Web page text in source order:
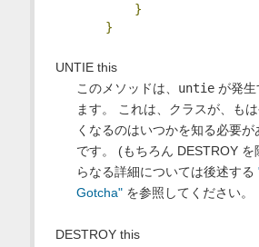
}
}
UNTIE this
このメソッドは、 untieが発生
ます。 これは、クラスが、も
くなるのはいつかを知る必要が
です。 (もちろん DESTROY を
らなる詳細については後述する
Gotcha"を参照してください。
DESTROY this